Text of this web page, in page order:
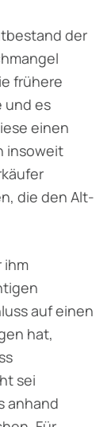
der
frühere
und es
einen
insoweit
die den Alt­
ihm
auf einen
hat,
sei
anhand